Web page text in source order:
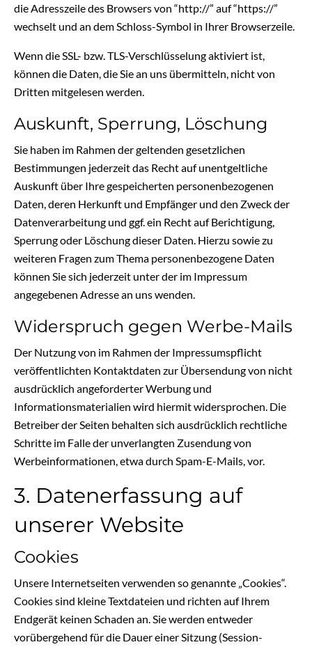
die Adresszeile des Browsers von “http://” auf “https://”
wechselt und an dem Schloss-Symbol in Ihrer Browserzeile.
Wenn die SSL- bzw. TLS-Verschlüsselung aktiviert ist,
können die Daten, die Sie an uns übermitteln, nicht von
Dritten mitgelesen werden.
Auskunft, Sperrung, Löschung
Sie haben im Rahmen der geltenden gesetzlichen
Bestimmungen jederzeit das Recht auf unentgeltliche
Auskunft über Ihre gespeicherten personenbezogenen
Daten, deren Herkunft und Empfänger und den Zweck der
Datenverarbeitung und ggf. ein Recht auf Berichtigung,
Sperrung oder Löschung dieser Daten. Hierzu sowie zu
weiteren Fragen zum Thema personenbezogene Daten
können Sie sich jederzeit unter der im Impressum
angegebenen Adresse an uns wenden.
Widerspruch gegen Werbe-Mails
Der Nutzung von im Rahmen der Impressumspflicht
veröffentlichten Kontaktdaten zur Übersendung von nicht
ausdrücklich angeforderter Werbung und
Informationsmaterialien wird hiermit widersprochen. Die
Betreiber der Seiten behalten sich ausdrücklich rechtliche
Schritte im Falle der unverlangten Zusendung von
Werbeinformationen, etwa durch Spam-E-Mails, vor.
3. Datenerfassung auf
unserer Website
Cookies
Unsere Internetseiten verwenden so genannte „Cookies“.
Cookies sind kleine Textdateien und richten auf Ihrem
Endgerät keinen Schaden an. Sie werden entweder
vorübergehend für die Dauer einer Sitzung (Session-